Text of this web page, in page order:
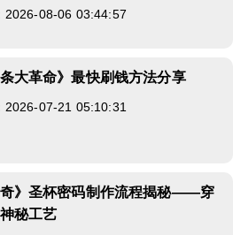
2026-08-06 03:44:57
条大革命》最快刷钱方法分享
2026-07-21 05:10:31
奇》圣杯密码制作流程揭秘——穿
秘工艺